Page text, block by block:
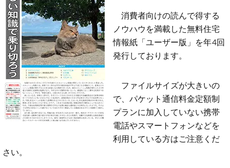
消費者向けの読んで得する
ノウハウを満載した無料住宅
情報紙「ユーザー版」を年4回
発行しております。
ファイルサイズが大きいの
で、パケット通信料金定額制
プランに加入していない携帯
電話やスマートフォンなどを
利用している方はご注意くだ
さい。